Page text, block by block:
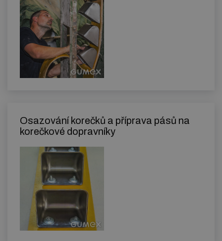
Osazování korečků a příprava pásů na
korečkové dopravníky